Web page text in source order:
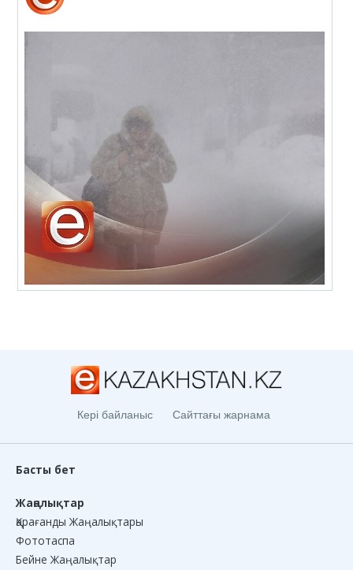
Кері байланыс Сайттағы жарнама
Басты бет
Жаңалықтар
Қарағанды Жаңалықтары
Фототаспа
Бейне Жаңалықтар